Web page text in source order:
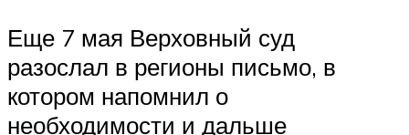
Еще 7 мая Верховный суд
разослал в регионы письмо, в
котором напомнил о
необходимости и дальше